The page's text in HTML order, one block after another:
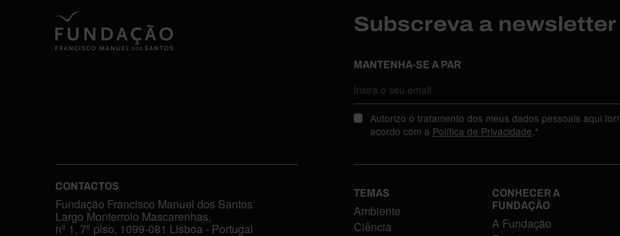
Subscreva a
MANTENHA-SE A PAR
Autorizo o tratamento dos meus dados pessoais aqui
acordo com a Política de Privacidade.*
CONTACTOS
Fundação Francisco Manuel dos Santos
Largo Monterroio Mascarenhas,
nº 1, 7º piso, 1099-081 Lisboa - Portugal
TEMAS
Ambiente
Ciência
CONHECER A
FUNDAÇÃO
A Fundação